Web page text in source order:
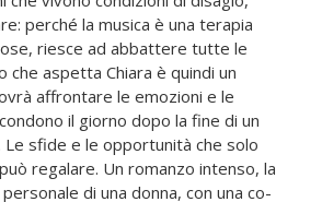
perché la musica è una terapia
riesce ad abbattere tutte le
che aspetta Chiara è quindi un
affrontare le emozioni e le
il giorno dopo la fine di un
sfide e le opportunità che solo
regalare. Un romanzo intenso, la
di una donna, con una co-